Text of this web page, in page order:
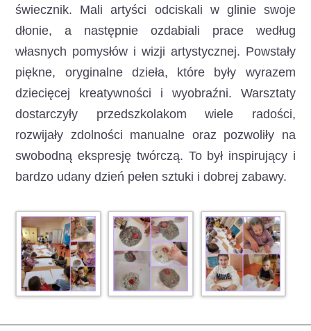
świecznik. Mali artyści odciskali w glinie swoje
dłonie, a następnie ozdabiali prace według
własnych pomysłów i wizji artystycznej. Powstały
piękne, oryginalne dzieła, które były wyrazem
dziecięcej kreatywności i wyobraźni. Warsztaty
dostarczyły przedszkolakom wiele radości,
rozwijały zdolności manualne oraz pozwoliły na
swobodną ekspresję twórczą. To był inspirujący i
bardzo udany dzień pełen sztuki i dobrej zabawy.